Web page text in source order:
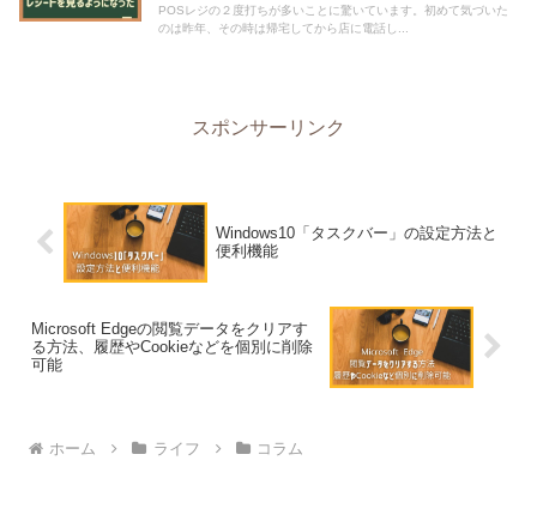
POSレジの２度打ちが多いことに驚いています。初めて気づいた
のは昨年、その時は帰宅してから店に電話し...
スポンサーリンク
Windows10「タスクバー」の設定方法と
便利機能
Microsoft Edgeの閲覧データをクリアす
る方法、履歴やCookieなどを個別に削除
可能
ホーム ライフ コラム